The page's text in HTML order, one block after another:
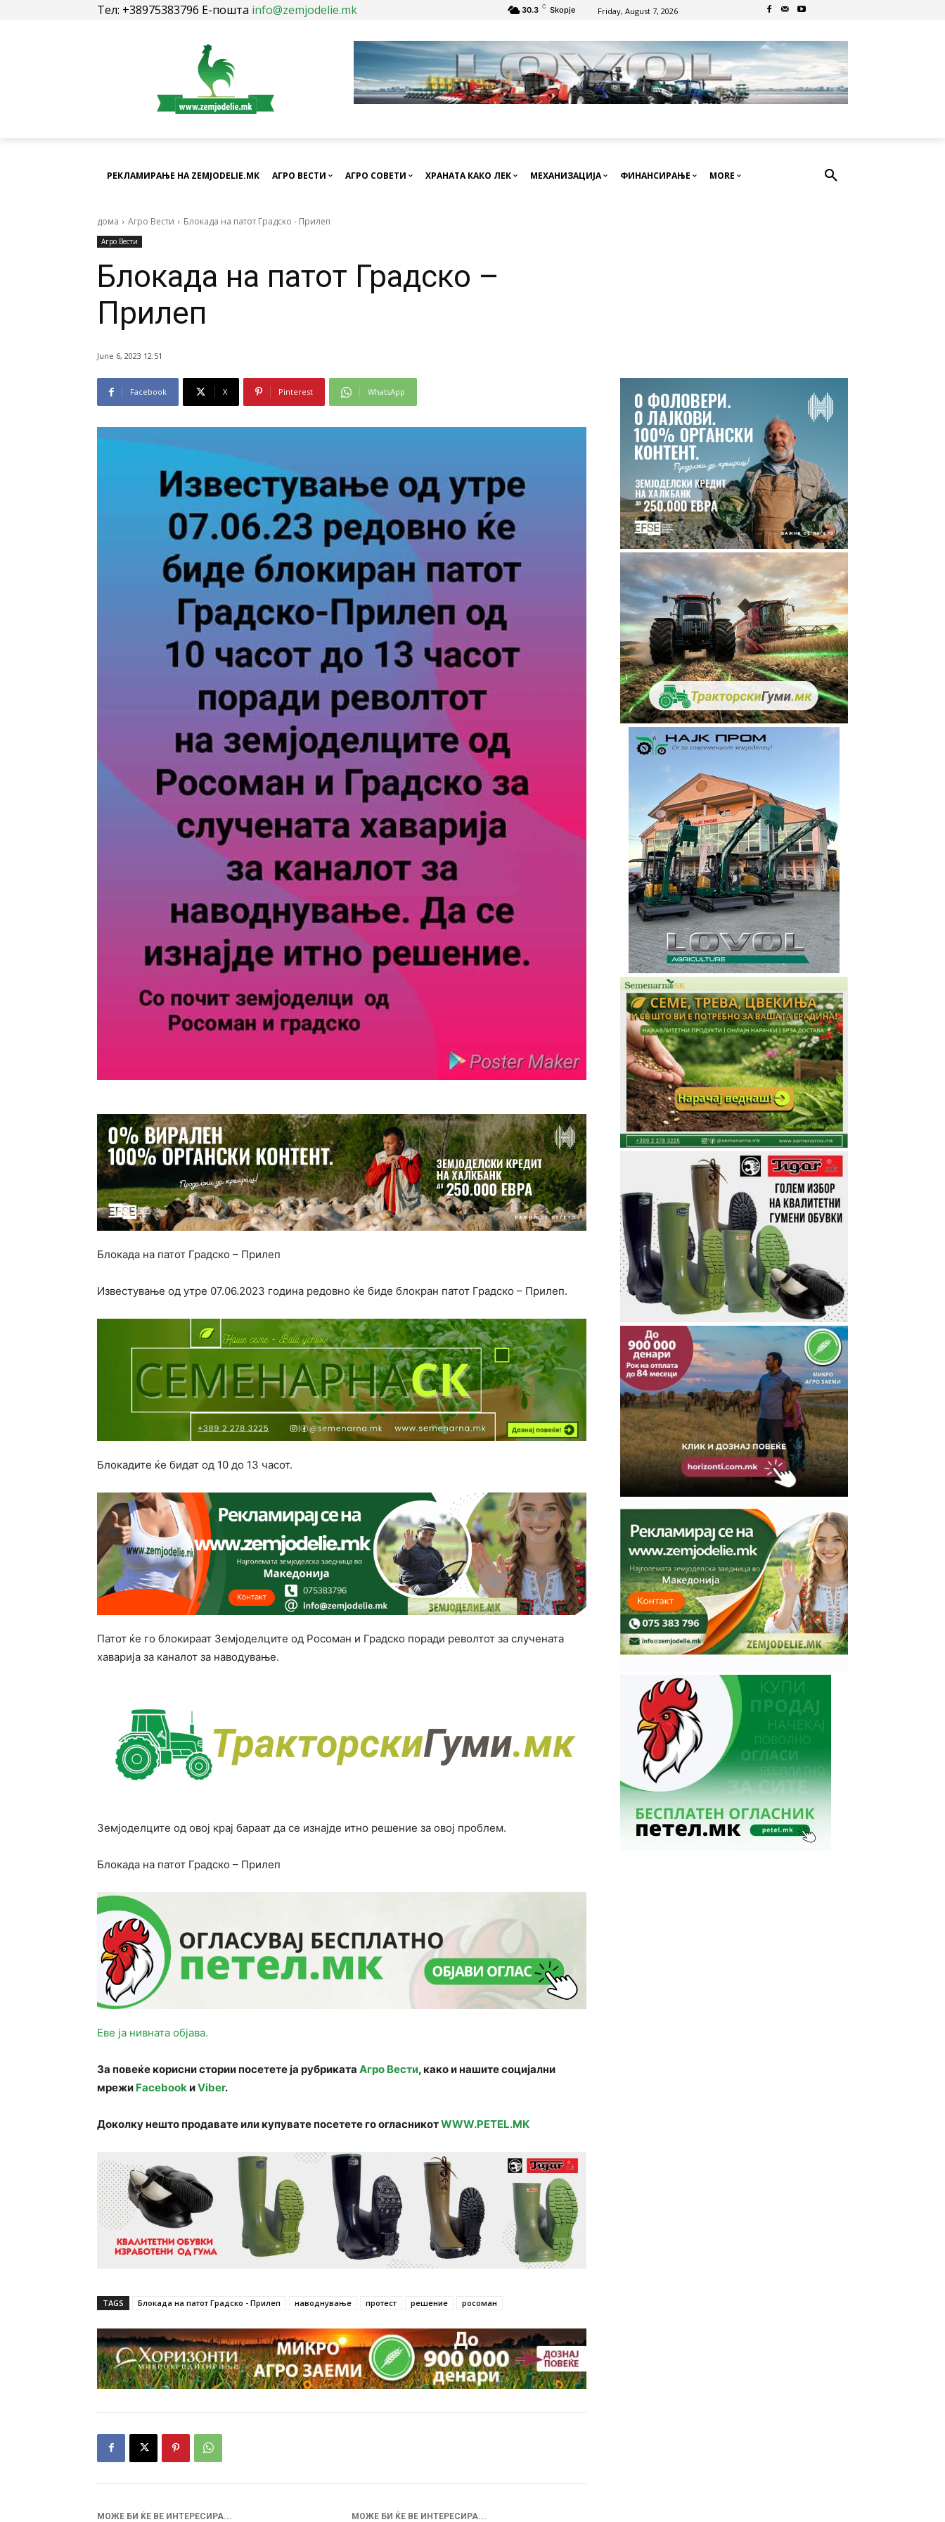
Тел: +38975383796 Е-пошта info@zemjodelie.mk 30.3 C Skopje Friday, August 7, 2026
РЕКЛАМИРАЊЕ НА ZEMJODELIE.MK АГРО ВЕСТИ АГРО СОВЕТИ ХРАНАТА КАКО ЛЕК МЕХАНИЗАЦИЈА ФИНАНСИРАЊЕ MORE
дома Агро Вести Блокада на патот Градско - Прилеп
Агро Вести
Блокада на патот Градско –
Прилеп
June 6, 2023 12:51
Facebook X Pinterest WhatsApp
Блокада на патот Градско – Прилеп
Известување од утре 07.06.2023 година редовно ќе биде блокран патот Градско – Прилеп.
Блокадите ќе бидат од 10 до 13 часот.
Патот ќе го блокираат Земјоделците од Росоман и Градско поради револтот за случената
хаварија за каналот за наводување.
Земјоделците од овој крај бараат да се изнајде итно решение за овој проблем.
Блокада на патот Градско – Прилеп
Еве ја нивната објава.
За повеќе корисни стории посетете ја рубриката Агро Вести, како и нашите социјални
мрежи FacebookиViber.
Доколку нешто продавате или купувате посетете го огласникотWWW.PETEL.MK
TAGS Блокада на патот Градско - Прилеп наводнување протест решение росоман
МОЖЕ БИ ЌЕ ВЕ ИНТЕРЕСИРА... МОЖЕ БИ ЌЕ ВЕ ИНТЕРЕСИРА...